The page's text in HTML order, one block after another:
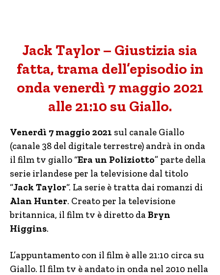
Jack Taylor – Giustizia sia
fatta, trama dell’episodio in
onda venerdì 7 maggio 2021
alle 21:10 su Giallo.
Venerdì 7 maggio 2021 sul canale Giallo
(canale 38 del digitale terrestre) andrà in onda
il film tv giallo “Era un Poliziotto” parte della
serie irlandese per la televisione dal titolo
“Jack Taylor“. La serie è tratta dai romanzi di
Alan Hunter. Creato per la televisione
britannica, il film tv è diretto daBryn
Higgins.
L’appuntamento con il film è alle 21:10 circa su
Giallo. Il film tv è andato in onda nel 2010 nella